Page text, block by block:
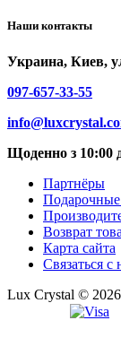
Наши контакты
Украина, Киев,
097-657-33-55
Щоденно з 10:00
Партнёры
Возврат
Карта сайта
Связаться с
Lux Crystal © 2026